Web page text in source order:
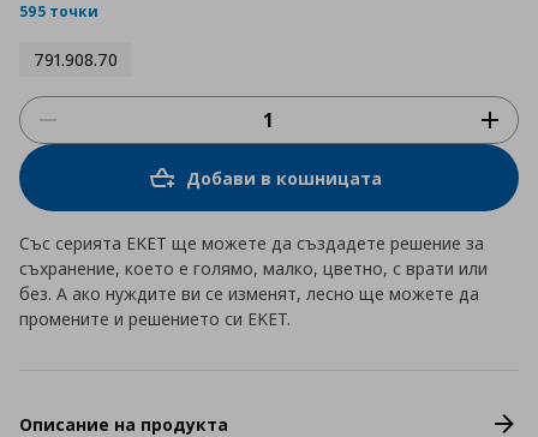
595 точки
791.908.70
Добави в кошницата
Със серията EKET ще можете да създадете решение за
съхранение, което е голямо, малко, цветно, с врати или
без. А ако нуждите ви се изменят, лесно ще можете да
промените и решението си EKET.
Описание на продукта